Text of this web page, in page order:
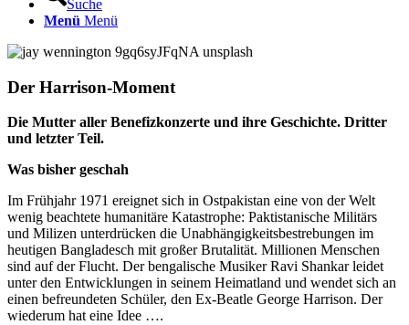
Suche
Menü Menü
Der Harrison-Moment
Die Mutter aller Benefizkonzerte und ihre Geschichte. Dritter
und letzter Teil.
Was bisher geschah
Im Frühjahr 1971 ereignet sich in Ostpakistan eine von der Welt
wenig beachtete humanitäre Katastrophe: Paktistanische Militärs
und Milizen unterdrücken die Unabhängigkeitsbestrebungen im
heutigen Bangladesch mit großer Brutalität. Millionen Menschen
sind auf der Flucht. Der bengalische Musiker Ravi Shankar leidet
unter den Entwicklungen in seinem Heimatland und wendet sich an
einen befreundeten Schüler, den Ex-Beatle George Harrison. Der
wiederum hat eine Idee ….